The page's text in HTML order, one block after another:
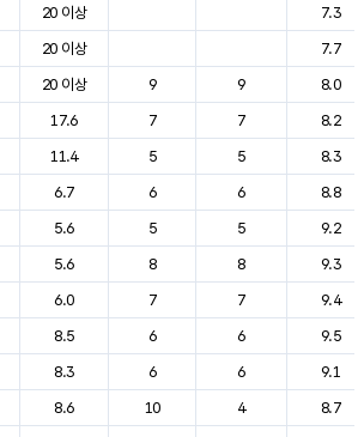
20 이상
7.3
20 이상
7.7
20 이상 9 9
8.0
17.6 7 7
8.2
11.4 5 5
8.3
6.7 6 6
8.8
5.6 5 5
9.2
5.6 8 8
9.3
6.0 7 7
9.4
8.5 6 6
9.5
8.3 6 6
9.1
8.6 10 4
8.7